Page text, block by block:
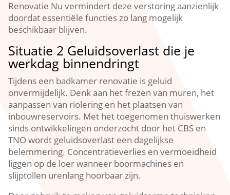
Renovatie Nu vermindert deze verstoring aanzienlijk
doordat essentiële functies zo lang mogelijk
beschikbaar blijven.​
Situatie 2 Geluidsoverlast die je
werkdag binnendringt
Tijdens een badkamer renovatie is geluid
onvermijdelijk.​ Denk aan het frezen van muren, het
aanpassen van riolering en het plaatsen van
inbouwreservoirs.​ Met het toegenomen thuiswerken
sinds ontwikkelingen onderzocht door het CBS en
TNO wordt geluidsoverlast een dagelijkse
belemmering.​ Concentratieverlies en vermoeidheid
liggen op de loer wanneer boormachines en
slijptollen urenlang hoorbaar zijn.​